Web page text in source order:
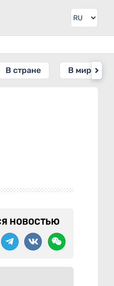
В стране В мире
НОВОСТЬЮ